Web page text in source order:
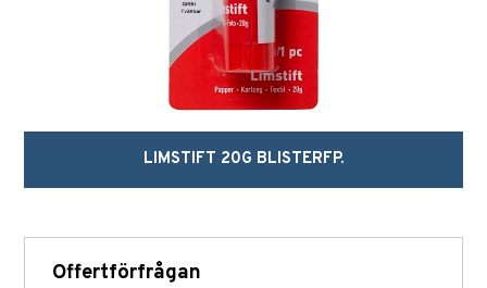
LIMSTIFT 20G BLISTERFP.
Offertförfrågan